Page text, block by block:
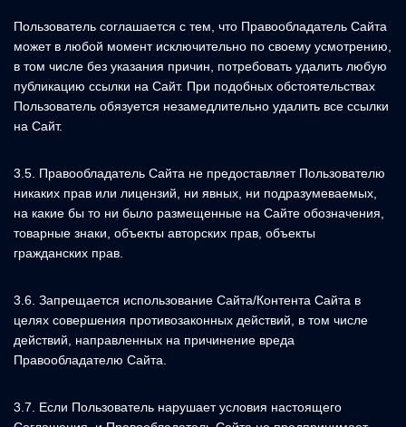
Пользователь соглашается с тем, что Правообладатель Сайта
может в любой момент исключительно по своему усмотрению,
в том числе без указания причин, потребовать удалить любую
публикацию ссылки на Сайт. При подобных обстоятельствах
Пользователь обязуется незамедлительно удалить все ссылки
на Сайт.
3.5. Правообладатель Сайта не предоставляет Пользователю
никаких прав или лицензий, ни явных, ни подразумеваемых,
на какие бы то ни было размещенные на Сайте обозначения,
товарные знаки, объекты авторских прав, объекты
гражданских прав.
3.6. Запрещается использование Сайта/Контента Сайта в
целях совершения противозаконных действий, в том числе
действий, направленных на причинение вреда
Правообладателю Сайта.
3.7. Если Пользователь нарушает условия настоящего